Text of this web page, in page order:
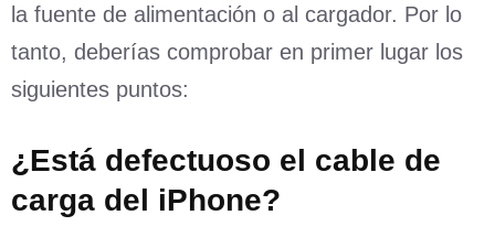
la fuente de alimentación o al cargador. Por lo
tanto, deberías comprobar en primer lugar los
siguientes puntos:
¿Está defectuoso el cable de
carga del iPhone?